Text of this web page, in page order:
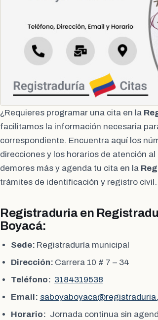
¿Requieres programar una cita en la
facilitamos la información necesaria
correspondiente. Encuentra aquí los
direcciones y los horarios de atención al
demores más y agenda tu cita en la
trámites de identificación y registro
Registraduria en
Boyacá:
Sede: Registraduría municipal
Dirección: Carrera 10 # 7 – 34
Teléfono: 3184319538
Email:
Horario: Jornada continua sin